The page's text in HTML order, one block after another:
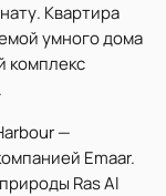
Квартира
умного дома
комплекс
—
Emaar.
Ras Al